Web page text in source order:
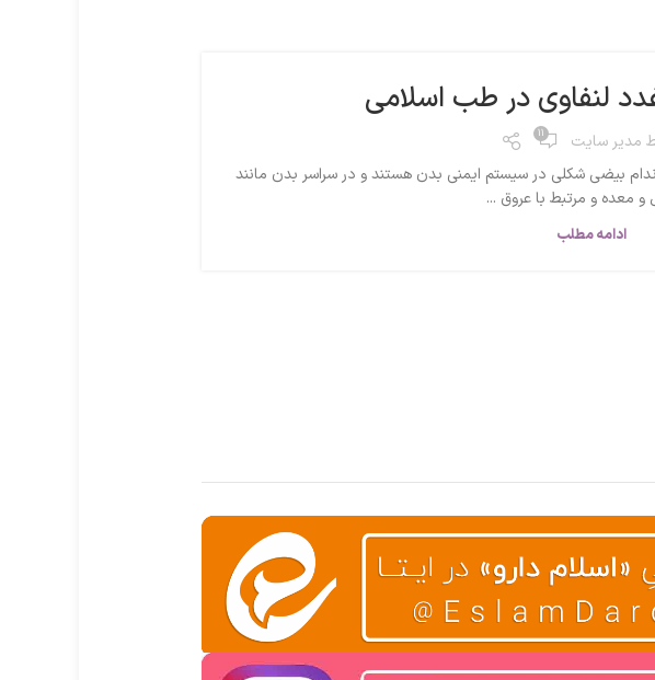
لنفاوی در طب اسلامی
مدیر سایت 11
بیضی شکلی در سیستم ایمنی بدن هستند و در سراسر بدن مانند
و معده و مرتبط با عروق ...
ادامه مطلب